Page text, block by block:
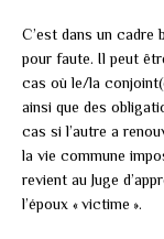
C’est dans un cadre
pour faute. Il peut
cas où le/la
ainsi que des
cas si l’autre a
la vie commune
revient au Juge
l’époux « victime ».